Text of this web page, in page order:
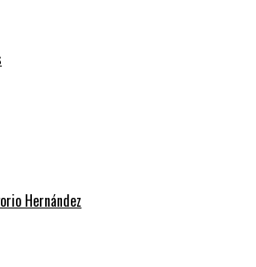
Hernández